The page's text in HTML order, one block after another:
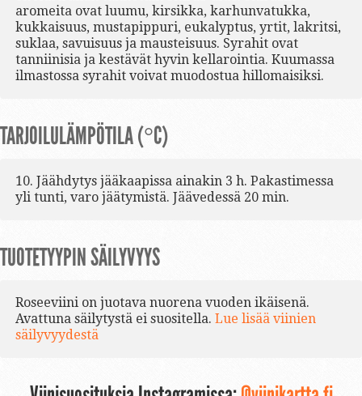
aromeita ovat luumu, kirsikka, karhunvatukka,
kukkaisuus, mustapippuri, eukalyptus, yrtit, lakritsi,
suklaa, savuisuus ja mausteisuus. Syrahit ovat
tanniinisia ja kestävät hyvin kellarointia. Kuumassa
ilmastossa syrahit voivat muodostua hillomaisiksi.
TARJOILULÄMPÖTILA (°C)
10. Jäähdytys jääkaapissa ainakin 3 h. Pakastimessa
yli tunti, varo jäätymistä. Jäävedessä 20 min.
TUOTETYYPIN SÄILYVYYS
Roseeviini on juotava nuorena vuoden ikäisenä.
Avattuna säilytystä ei suositella. Lue lisää viinien
säilyvyydestä